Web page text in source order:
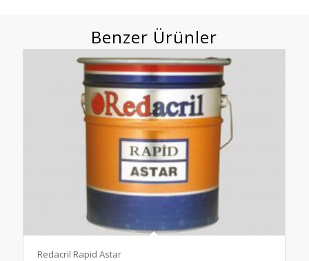
Benzer Ürünler
Redacril Rapid Astar